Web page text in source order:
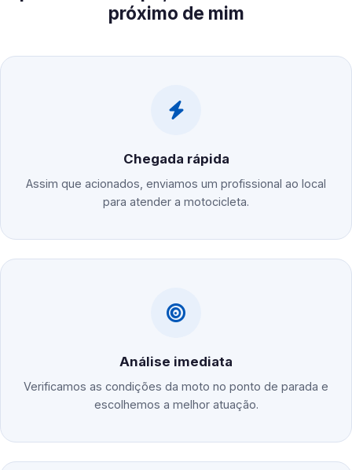
próximo de mim
Chegada rápida
Assim que acionados, enviamos um profissional ao local
para atender a motocicleta.
Análise imediata
Verificamos as condições da moto no ponto de parada e
escolhemos a melhor atuação.